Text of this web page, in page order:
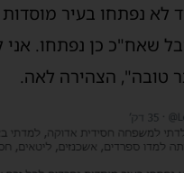
לא נפתחו בעיר
שאח"כ כן נפתחו. אני
טובה", הצהירה לאה.